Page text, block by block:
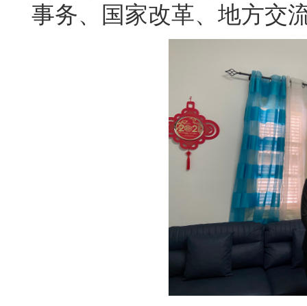
事务、国家改革、地方交